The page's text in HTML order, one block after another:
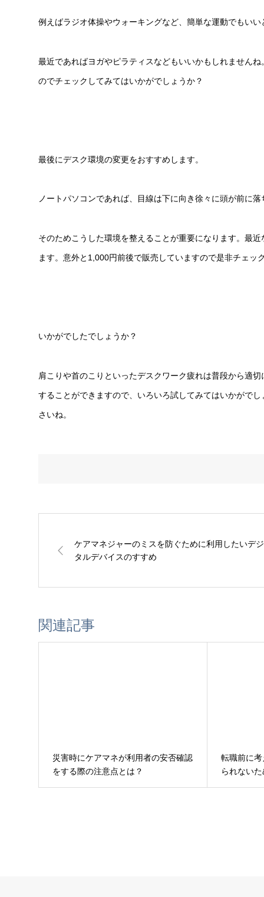
例えばラジオ体操やウォーキングなど、簡単な運動でもいい
最近であればヨガやピラティスなどもいいかもしれません
のでチェックしてみてはいかがでしょうか？
最後にデスク環境の変更をおすすめします。
ノートパソコンであれば、目線は下に向き徐々に頭が前に
そのためこうした環境を整えることが重要になります。最
ます。意外と1,000円前後で販売していますので是非チェッ
いかがでしたでしょうか？
肩こりや首のこりといったデスクワーク疲れは普段から適
することができますので、いろいろ試してみてはいかがで
さいね。
ケアマネジャーのミスを防ぐために利用したいデジ
タルデバイスのすすめ
関連記事
災害時にケアマネが利用者の安否確認
をする際の注意点とは？
転職前に
られない